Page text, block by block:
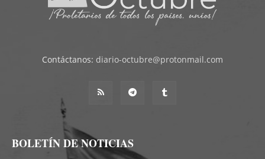
Contáctanos: diario-octubre@protonmail.com
BOLETÍN DE NOTICIAS